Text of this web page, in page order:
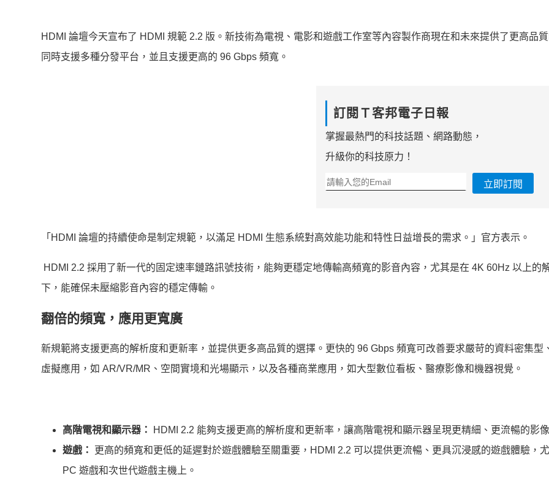
HDMI 論壇今天宣布了 HDMI 規範 2.2 版。新技術為電視、電影和遊戲工作室等內容製作商現在和未來提供了更高品質
同時支援多種分發平台，並且支援更高的 96 Gbps 頻寬。
訂閱Ｔ客邦電子日報
掌握最熱門的科技話題、網路動態，
升級你的科技原力！
立即訂閱
「HDMI 論壇的持續使命是制定規範，以滿足 HDMI 生態系統對高效能功能和特性日益增長的需求。」官方表示。
HDMI 2.2 採用了新一代的固定速率鏈路訊號技術，能夠更穩定地傳輸高頻寬的影音內容，尤其是在 4K 60Hz 以上的
下，能確保未壓縮影音內容的穩定傳輸。
翻倍的頻寬， 應用更寬廣
新規範將支援更高的解析度和更新率，並提供更多高品質的選擇。更快的 96 Gbps 頻寬可改善要求嚴苛的資料密集型
虛擬應用，如 AR/VR/MR、空間實境和光場顯示，以及各種商業應用，如大型數位看板、醫療影像和機器視覺。
高階電視和顯示器：
HDMI 2.2 能夠支援更高的解析度和更新率，讓高階電視和顯示器呈現更精細、更流暢的影像
遊戲：
更高的頻寬和更低的延遲對於遊戲體驗至關重要，HDMI 2.2 可以提供更流暢、更具沉浸感的遊戲體驗，
PC 遊戲和次世代遊戲主機上。